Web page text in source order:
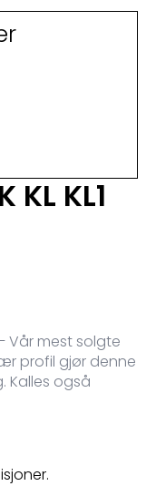
KL KL1
– Vår mest solgte
profil gjør denne
Kalles også